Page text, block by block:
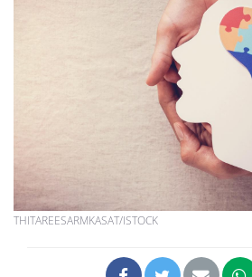
THITAREESARMKASAT/ISTOCK